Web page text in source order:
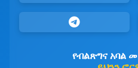
የብልጽግና አባል